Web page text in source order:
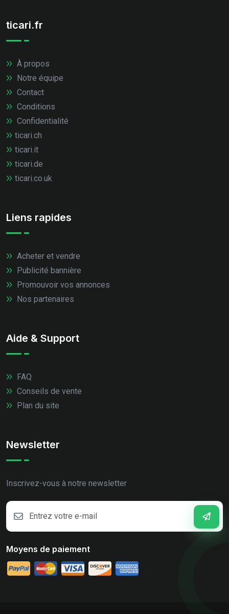
ticari.fr
À propos
Notre équipe
Contact
Conditions
Confidentialité
ticari.ch
ticari.it
ticari.de
ticari.co.uk
Liens rapides
Acheter et vendre
Publicité bannière
Promouvoir vos annonces
Nos partenaires
Aide & Support
FAQ
Conseils de vente
Plan du site
Newsletter
Inscrivez-vous à notre newsletter
Moyens de paiement